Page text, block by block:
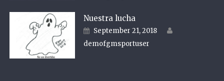
Nuestra lucha
Posted on
September 21, 2018
demofgmsportuser